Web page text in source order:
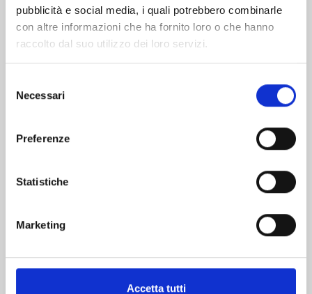
pubblicità e social media, i quali potrebbero combinarle
con altre informazioni che ha fornito loro o che hanno
raccolto dal suo utilizzo dei loro servizi.
delNecessari
Preferenze
Statistiche
Marketing
Accetta tutti